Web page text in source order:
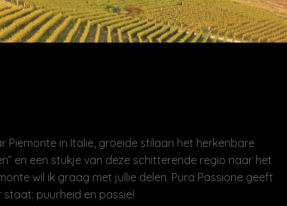
Piemonte in Italië, groeide stilaan het herkenbare
en een stukje van deze schitterende regio naar het
wil ik graag met jullie delen. Pura Passione geeft
puurheid en passie!